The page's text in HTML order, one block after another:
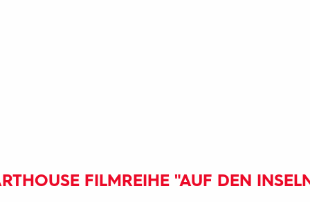
FILMREIHE "AUF DEN